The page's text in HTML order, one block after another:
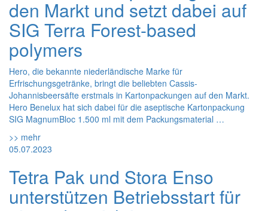
den Markt und setzt dabei auf
SIG Terra Forest-based
polymers
Hero, die bekannte niederländische Marke für
Erfrischungsgetränke, bringt die beliebten Cassis-
Johannisbeersäfte erstmals in Kartonpackungen auf den Markt.
Hero Benelux hat sich dabei für die aseptische Kartonpackung
SIG MagnumBloc 1.500 ml mit dem Packungsmaterial …
>> mehr
05.07.2023
Tetra Pak und Stora Enso
unterstützen Betriebsstart für